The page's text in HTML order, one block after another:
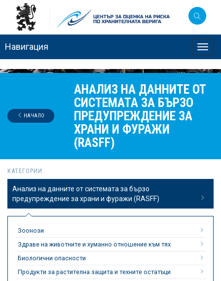
Навигация
АНАЛИЗ НА ДАННИТЕ ОТ
СИСТЕМАТА ЗА БЪРЗО
ПРЕДУПРЕЖДЕНИЕ ЗА
ХРАНИ И ФУРАЖИ
(RASFF)
НАЧАЛО
КАТЕГОРИИ
Анализ на данните от системата за бързо
предупреждение за храни и фуражи (RASFF)
Зоонози
Здраве на животните и хуманно отношение към тях
Биологични опасности
Продукти за растителна защита и техните остатъци